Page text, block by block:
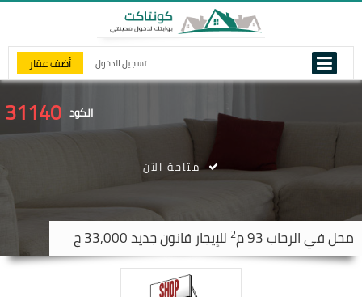
تسجيل الدخول أضف عقار
الكود 31140
محل فيالرحاب 2 للإيجار قانون جديد 33,000 ج
متاحة الآن